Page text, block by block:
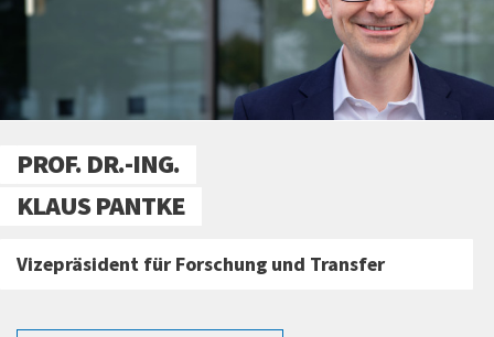
PROF. DR.-ING.
KLAUS PANTKE
Vizepräsident für Forschung und Transfer